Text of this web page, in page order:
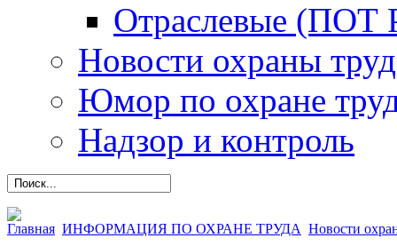
Отраслевые (ПОТ
Новости охраны
Юмор по охране
Надзор и контроль
Главная ИНФОРМАЦИЯ ПО ОХРАНЕ ТРУДА Новости